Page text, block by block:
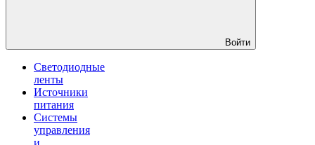
Войти
Светодиодные
ленты
Источники
питания
Системы
управления
и